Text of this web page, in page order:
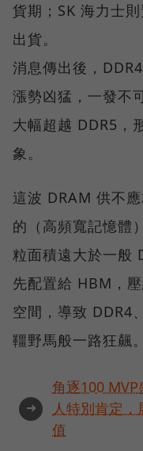
貨期；SK 海力士
出貨。
消息傳出後，
漲勢凶猛，一發不
大幅超越 DDR5，
象。
這波 DRAM 供不
的（高頻寬記憶體
粒面積遠大於一般
先配置給 HBM，
空間，導致 DDR4
韁野馬般一路狂飆。
➜
角逐100
人特別肯定
值